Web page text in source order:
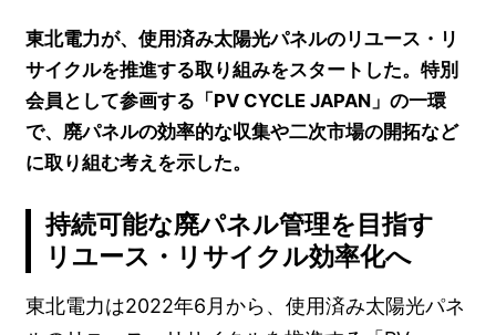
東北電力が、使用済み太陽光パネルのリユース・リ
サイクルを推進する取り組みをスタートした。特別
会員として参画する「PV CYCLE JAPAN」の一環
で、廃パネルの効率的な収集や二次市場の開拓など
に取り組む考えを示した。
持続可能な廃パネル管理を目指す
リユース・リサイクル効率化へ
東北電力は2022年6月から、使用済み太陽光パネ